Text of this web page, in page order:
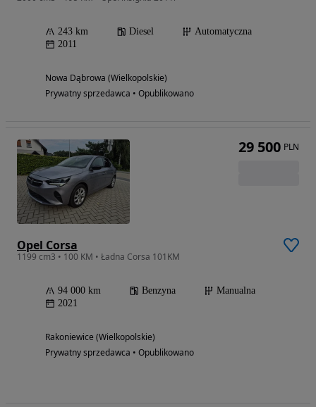
243 km Diesel
Automatyczna
2011
Nowa Dąbrowa (Wielkopolskie)
Prywatny sprzedawca • Opublikowano
Opel Corsa
1199 cm3 • 100 KM • Ładna Corsa 101KM
94 000 km Benzyna
Manualna
2021
Rakoniewice (Wielkopolskie)
Prywatny sprzedawca • Opublikowano
29 500 PLN